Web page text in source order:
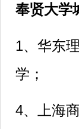
奉贤大学
1、华东
学；
4、上海